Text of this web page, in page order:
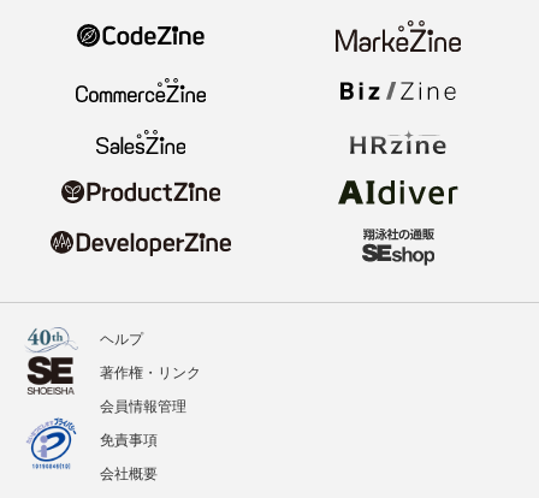
ヘルプ
著作権・リンク
会員情報管理
免責事項
会社概要